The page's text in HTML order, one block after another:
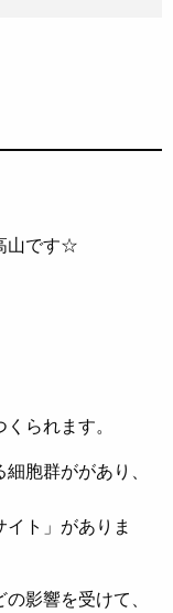
山です☆
られます。
胞群ががあり、
イト」がありま
影響を受けて、